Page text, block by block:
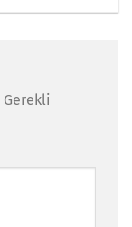
Gerekli